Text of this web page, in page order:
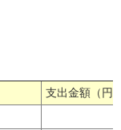
支出金額（円